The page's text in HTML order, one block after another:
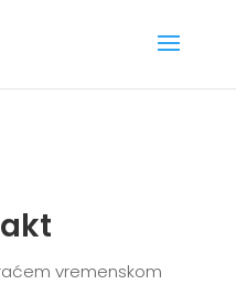
vremenskom